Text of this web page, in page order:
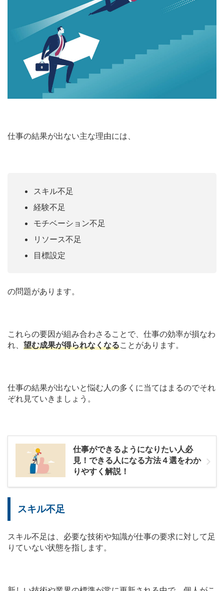
仕事の結果が出ない主な理由には、
スキル不足
経験不足
モチベーション不足
リソース不足
目標設定
の問題があります。
これらの要因が組み合わさることで、仕事の効率が損なわ
れ、 望む成果が得られなくなることがあります。
仕事の結果が出ないと悩む人の多くに当てはまるのでそれ
ぞれ見ていきましょう。
仕事ができるようになりたい人必
見！できる人になる方法４選をわか
りやすく解説！
スキル不足
スキル不足は、必要な技術や知識が仕事の要求に対して足
りていない状態を指します。